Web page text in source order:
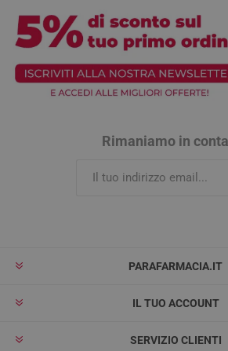
Rimaniamo in
PARAFARMACIA.IT
IL TUO ACCOUNT
SERVIZIO CLIENTI